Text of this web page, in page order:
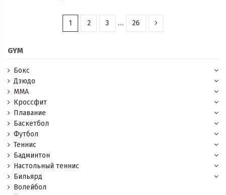
1 2 3 … 26
GYM
Бокс
Дзюдо
MMA
Кроссфит
Плавание
Баскетбол
Футбол
Теннис
Бадминтон
Настольный теннис
Бильярд
Волейбол